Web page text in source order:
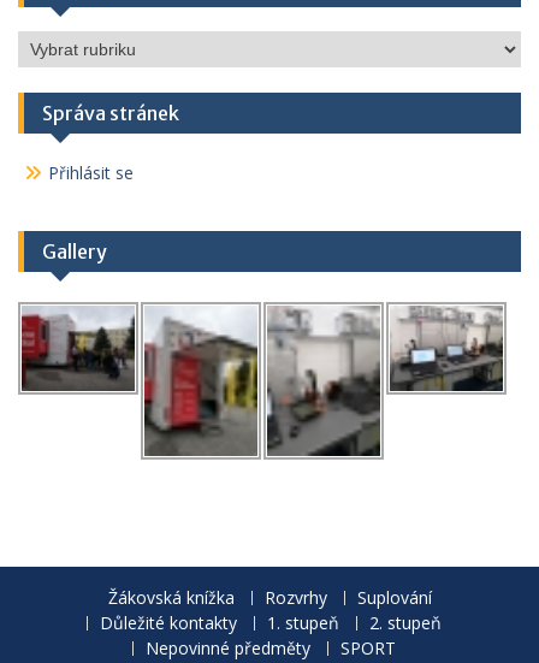
Rubriky
Správa stránek
Přihlásit se
Gallery
Žákovská knížka Rozvrhy
Suplování
Důležité kontakty
1. stupeň
2. stupeň
Nepovinné předměty
SPORT